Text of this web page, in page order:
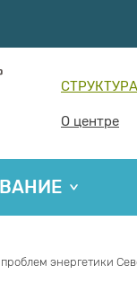
СТРУКТУРА
О центре
энергетики